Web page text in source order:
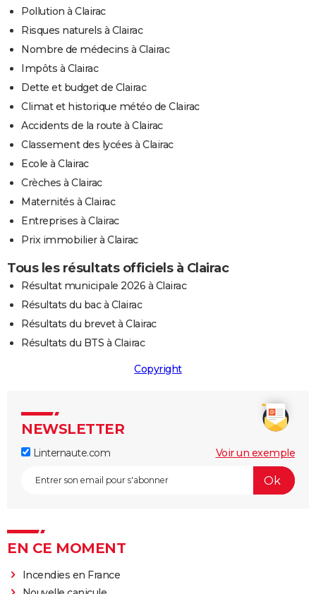
Pollution à Clairac
Risques naturels à Clairac
Nombre de médecins à Clairac
Impôts à Clairac
Dette et budget de Clairac
Climat et historique météo de Clairac
Accidents de la route à Clairac
Classement des lycées à Clairac
Ecole à Clairac
Crèches à Clairac
Maternités à Clairac
Entreprises à Clairac
Prix immobilier à Clairac
Tous les résultats officiels à Clairac
Résultat municipale 2026 à Clairac
Résultats du bac à Clairac
Résultats du brevet à Clairac
Résultats du BTS à Clairac
Copyright
NEWSLETTER
Linternaute.com Voir un exemple
EN CE MOMENT
Incendies en France